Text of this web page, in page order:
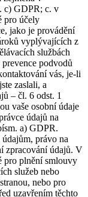
c) GDPR; c. v
pro účely
jako je provádění
vyplývajících z
službách
podvodů
vás, je-li
zaslali, a
– čl. 6 odst. 1
vaše osobní údaje
údajů na
a) GDPR.
právo na
zpracování údajů. V
pro plnění smlouvy
služeb nebo
nebo pro
uzavřením těchto